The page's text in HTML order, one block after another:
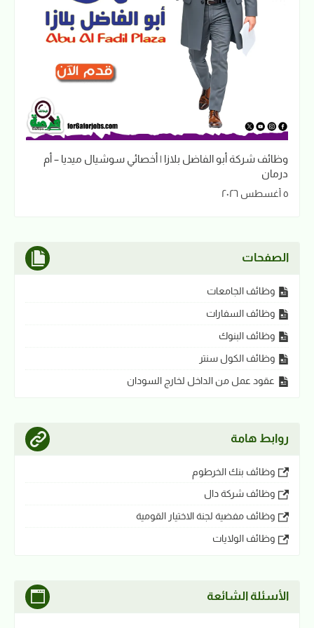
وظائف شركة أبو الفاضل بلازا | أخصائي سوشيال ميديا – أم
درمان
٥ أغسطس ٢٠٢٦
الصفحات
وظائف الجامعات
وظائف السفارات
وظائف البنوك
وظائف الكول سنتر
عقود عمل من الداخل لخارج السودان
روابط هامة
وظائف بنك الخرطوم
وظائف شركة دال
وظائف مفضية لجنة الاختيار القومية
وظائف الولايات
الأسئلة الشائعة